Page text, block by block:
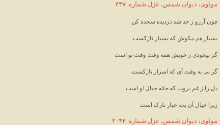
مولوی، دیوان شمس، غزل شماره  ۴۴۷
چون آرزو ز حد شد دزدیده سجده کن
بسیار هم مکوش که بسیار نازکست
گر بیخودی ز خویش همه وقت وقت تو است
گر نی به وقت آی که اسرار نازکست
دل را ز غم بروب که خانه خیال او است
زیرا خیال آن بت عیار نازک است
مولوی، دیوان شمس، غزل شماره  ۲۰۴۴